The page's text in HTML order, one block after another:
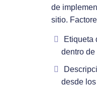
de
sitio.
Etiqueta
dentro de
desde